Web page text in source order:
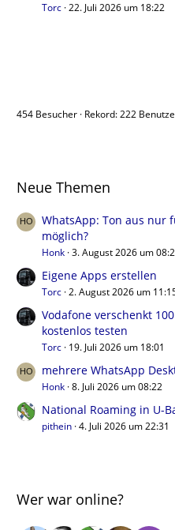
Torc 22. Juli 2026 um 18:22
454 Besucher Rekord: 222
Neue Themen
WhatsApp: Ton aus nur
möglich?
Honk 3. August 2026 um
Eigene Apps erstellen
Torc 2. August 2026 um
Vodafone verschenkt
kostenlos testen
Torc 19. Juli 2026 um 18:01
mehrere WhatsApp
Honk 8. Juli 2026 um 08:22
National Roaming in U-
pithein 4. Juli 2026 um 22:31
Wer war online?